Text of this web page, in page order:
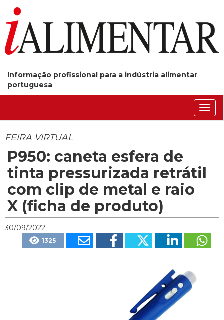
Informação profissional para a indústria alimentar
portuguesa
FEIRA VIRTUAL
P950: caneta esfera de
tinta pressurizada retrátil
com clip de metal e raio
X (ficha de produto)
30/09/2022
1325